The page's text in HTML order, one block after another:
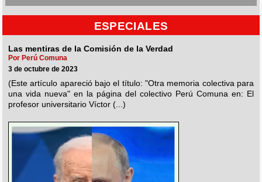
ESPECIALES
Las mentiras de la Comisión de la Verdad
Por Perú Comuna
3 de octubre de 2023
(Este artículo apareció bajo el título: "Otra memoria colectiva para
una vida nueva" en la página del colectivo Perú Comuna en: El
profesor universitario Víctor (...)